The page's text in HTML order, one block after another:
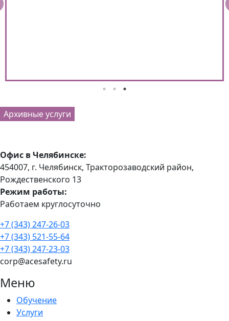
Архивные услуги
Офис в Челябинске:
454007, г. Челябинск, Тракторозаводский район, ​
Рождественского 13​
Режим работы:
Работаем круглосуточно
+7 (343) 247-26-03
+7 (343) 521-55-64
+7 (343) 247-23-03
corp@acesafety.ru
Меню
Обучение
Услуги